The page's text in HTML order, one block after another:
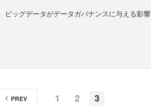
ビッグデータがデータガバナンスに与える影響
1 2 3
PREV